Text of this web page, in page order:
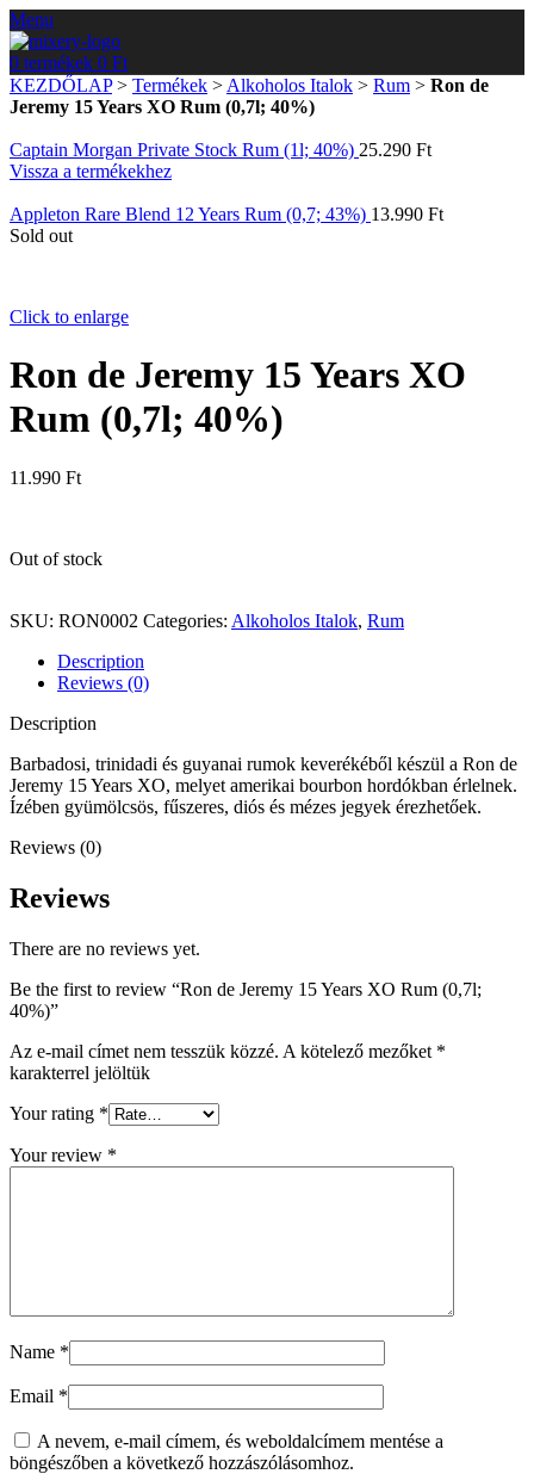
Menu
0 termékek 0 Ft
KEZDŐLAP> Termékek > Alkoholos Italok > Rum > Ron de
Jeremy 15 Years XO Rum (0,7l; 40%)
Captain Morgan Private Stock Rum (1l; 40%) 25.290 Ft
Vissza a termékekhez
Appleton Rare Blend 12 Years Rum (0,7; 43%) 13.990 Ft
Sold out
Click to enlarge
Ron de Jeremy 15 Years XO
Rum (0,7l; 40%)
11.990 Ft
Out of stock
SKU: RON0002 Categories: Alkoholos Italok, Rum
Description
Reviews (0)
Description
Barbadosi, trinidadi és guyanai rumok keverékéből készül a Ron de
Jeremy 15 Years XO, melyet amerikai bourbon hordókban érlelnek.
Ízében gyümölcsös, fűszeres, diós és mézes jegyek érezhetőek.
Reviews (0)
Reviews
There are no reviews yet.
Be the first to review “Ron de Jeremy 15 Years XO Rum (0,7l;
40%)”
Az e-mail címet nem tesszük közzé. A kötelező mezőket *
karakterrel jelöltük
Your rating *
Your review *
Name *
Email *
A nevem, e-mail címem, és weboldalcímem mentése a
böngészőben a következő hozzászólásomhoz.